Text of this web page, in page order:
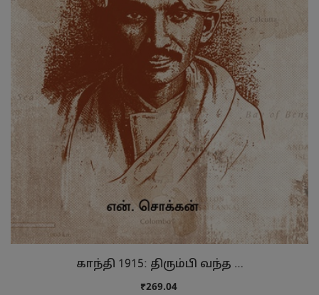
காந்தி 1915: திரும்பி வந்த …
₹269.04